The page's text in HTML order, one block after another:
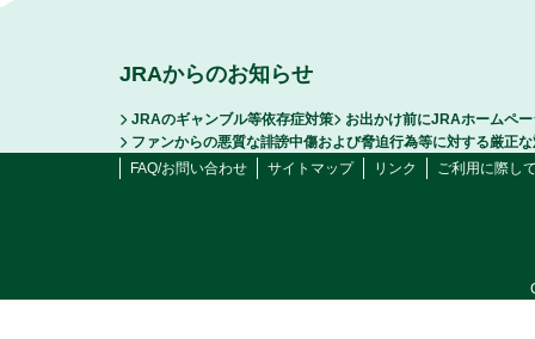
JRAからのお知らせ
JRAのギャンブル等依存症対策
お出かけ前にJRAホームペ
ファンからの悪質な誹謗中傷および脅迫行為等に対する厳正
FAQ/お問い合わせ
サイトマップ リンク ご利用に際し